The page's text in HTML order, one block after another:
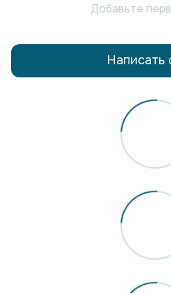
Добавьте
Написать